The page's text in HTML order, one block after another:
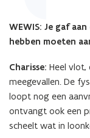
WEWIS: Je gaf
hebben moeten
Charisse: Heel vlot,
meegevallen. De
loopt nog een
ontvangt ook een
scheelt wat in